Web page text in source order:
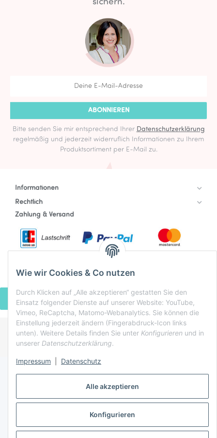
Alle akzeptieren
Konfigurieren
Wie wir Cookies & Co nutzen
Durch Klicken auf „Alle akzeptieren“ gestatten Sie den
Einsatz folgender Dienste auf unserer Website: YouTube,
Vimeo, ReCaptcha, Matomo-Webanalytics. Sie können die
Einstellung jederzeit ändern (Fingerabdruck-Icon links
unten). Weitere Details finden Sie unter Konfigurieren und in
unserer Datenschutzerklärung.
Impressum Datenschutz
sichern.
ABONNIEREN
Bitte senden Sie mir entsprechend Ihrer Datenschutzerklärung
regelmäßig und jederzeit widerruflich Informationen zu Ihrem
Produktsortiment per E-Mail zu.
Informationen
Rechtlich
Zahlung & Versand
VERTRAG WIDERRUFEN
* Alle Preise inkl. gesetzlicher USt., zzgl.